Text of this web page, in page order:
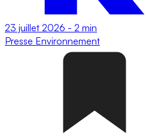
23 juillet 2026 - 2 min
Presse Environnement